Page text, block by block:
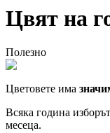
Цвят на
Полезно
Цветовете има
Всяка година
месеца.